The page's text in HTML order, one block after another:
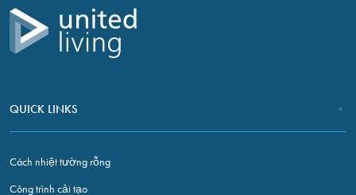
QUICK LINKS
Cách nhiệt tường rỗng
Công trình cải tạo